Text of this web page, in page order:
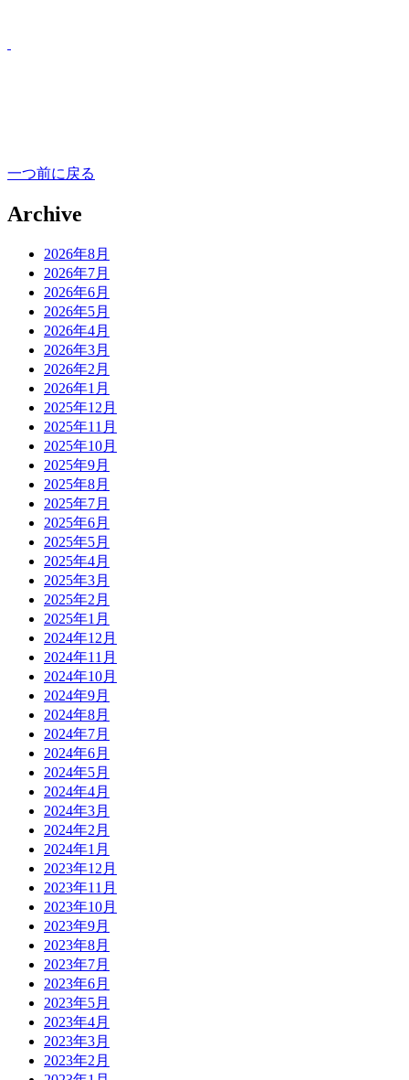
一つ前に戻る
Archive
2026年8月
2026年7月
2026年6月
2026年5月
2026年4月
2026年3月
2026年2月
2026年1月
2025年12月
2025年11月
2025年10月
2025年9月
2025年8月
2025年7月
2025年6月
2025年5月
2025年4月
2025年3月
2025年2月
2025年1月
2024年12月
2024年11月
2024年10月
2024年9月
2024年8月
2024年7月
2024年6月
2024年5月
2024年4月
2024年3月
2024年2月
2024年1月
2023年12月
2023年11月
2023年10月
2023年9月
2023年8月
2023年7月
2023年6月
2023年5月
2023年4月
2023年3月
2023年2月